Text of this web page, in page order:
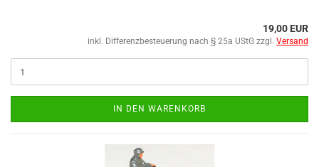
19,00 EUR
inkl. Differenzbesteuerung nach § 25a UStG zzgl. Versand
IN DEN WARENKORB